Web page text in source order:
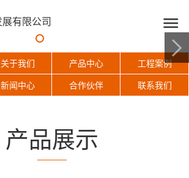
关于我们 产品中心
工程案例
新闻中心 合作伙伴 联系我们
产品展示